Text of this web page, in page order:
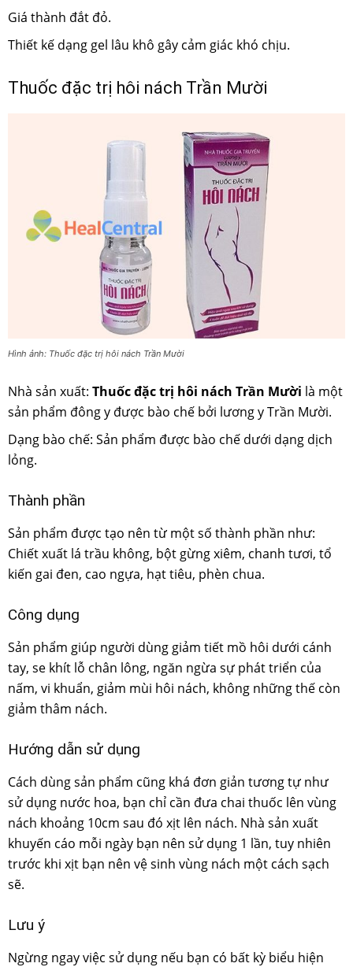
Giá thành đắt đỏ.
Thiết kế dạng gel lâu khô gây cảm giác khó chịu.
Thuốc đặc trị hôi nách Trần Mười
Hình ảnh: Thuốc đặc trị hôi nách Trần Mười
Nhà sản xuất: Thuốc đặc trị hôi nách Trần Mười là một
sản phẩm đông y được bào chế bởi lương y Trần Mười.
Dạng bào chế: Sản phẩm được bào chế dưới dạng dịch
lỏng.
Thành phần
Sản phẩm được tạo nên từ một số thành phần như:
Chiết xuất lá trầu không, bột gừng xiêm, chanh tươi, tổ
kiến gai đen, cao ngựa, hạt tiêu, phèn chua.
Công dụng
Sản phẩm giúp người dùng giảm tiết mồ hôi dưới cánh
tay, se khít lỗ chân lông, ngăn ngừa sự phát triển của
nấm, vi khuẩn, giảm mùi hôi nách, không những thế còn
giảm thâm nách.
Hướng dẫn sử dụng
Cách dùng sản phẩm cũng khá đơn giản tương tự như
sử dụng nước hoa, bạn chỉ cần đưa chai thuốc lên vùng
nách khoảng 10cm sau đó xịt lên nách. Nhà sản xuất
khuyến cáo mỗi ngày bạn nên sử dụng 1 lần, tuy nhiên
trước khi xịt bạn nên vệ sinh vùng nách một cách sạch
sẽ.
Lưu ý
Ngừng ngay việc sử dụng nếu bạn có bất kỳ biểu hiện